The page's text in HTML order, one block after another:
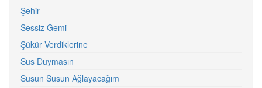
Şehir
Sessiz Gemi
Şükür Verdiklerine
Sus Duymasın
Susun Susun Ağlayacağım